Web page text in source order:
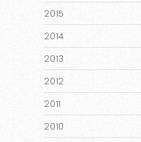
2015
2014
2013
2012
2011
2010